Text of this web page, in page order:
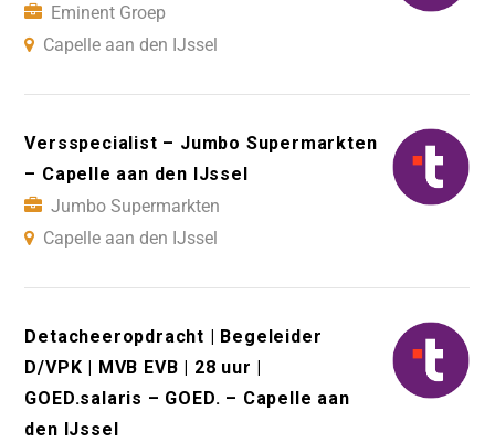
Eminent Groep
Capelle aan den IJssel
Versspecialist – Jumbo Supermarkten
– Capelle aan den IJssel
Jumbo Supermarkten
Capelle aan den IJssel
Detacheeropdracht | Begeleider
D/VPK | MVB EVB | 28 uur |
GOED.salaris – GOED. – Capelle aan
den IJssel